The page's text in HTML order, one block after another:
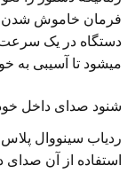
فرمان خاموش شدن
دستگاه در یک
میشود تا آسیبی به
شنود صدای داخل
ردیاب سینووال پلاس
استفاده از آن صدای